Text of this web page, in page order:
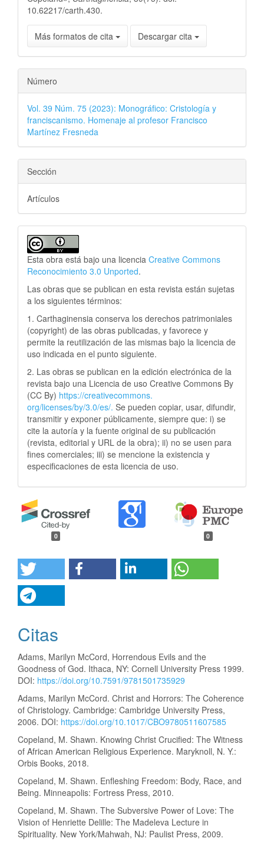
10.62217/carth.430.
Más formatos de cita Descargar cita
Número
Vol. 39 Núm. 75 (2023): Monográfico: Cristología y
franciscanismo. Homenaje al profesor Francisco
Martínez Fresneda
Sección
Artículos
Esta obra está bajo una licencia Creative Commons
Reconocimiento 3.0 Unported.
Las obras que se publican en esta revista están sujetas
a los siguientes términos:
1. Carthaginensia conserva los derechos patrimoniales
(copyright) de las obras publicadas, y favorece y
permite la reutilización de las mismas bajo la licencia de
uso indicada en el punto siguiente.
2. Las obras se publican en la edición electrónica de la
revista bajo una Licencia de uso Creative Commons By
(CC By) https://creativecommons.
org/licenses/by/3.0/es/. Se pueden copiar, usar, difundir,
transmitir y exponer públicamente, siempre que: i) se
cite la autoría y la fuente original de su publicación
(revista, editorial y URL de la obra); ii) no se usen para
fines comerciales; iii) se mencione la existencia y
especificaciones de esta licencia de uso.
0 0
Citas
Adams, Marilyn McCord, Horrendous Evils and the
Goodness of God. Ithaca, NY: Cornell University Press 1999.
DOI: https://doi.org/10.7591/9781501735929
Adams, Marilyn McCord. Christ and Horrors: The Coherence
of Christology. Cambridge: Cambridge University Press,
2006. DOI: https://doi.org/10.1017/CBO9780511607585
Copeland, M. Shawn. Knowing Christ Crucified: The Witness
of African American Religious Experience. Maryknoll, N. Y.:
Orbis Books, 2018.
Copeland, M. Shawn. Enfleshing Freedom: Body, Race, and
Being. Minneapolis: Fortress Press, 2010.
Copeland, M. Shawn. The Subversive Power of Love: The
Vision of Henriette Delille: The Madeleva Lecture in
Spirituality. New York/Mahwah, NJ: Paulist Press, 2009.